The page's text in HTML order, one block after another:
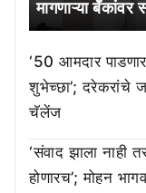
मागणाऱ्या बँकांवर
‘50 आमदार
शुभेच्छा’; दरेकरांचे
चॅलेंज
‘संवाद झाला नाही
होणारच’; मोहन